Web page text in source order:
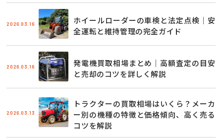
2026.03.16
ホイールローダーの車検と法定点検｜安
全運転と維持管理の完全ガイド
2026.03.16
発電機買取相場まとめ｜高額査定の目安
と売却のコツを詳しく解説
2026.03.13
トラクターの買取相場はいくら？メーカ
ー別の機種の特徴と価格傾向、高く売る
コツを解説